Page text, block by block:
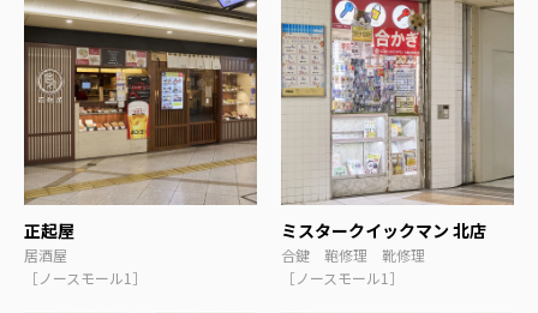
正起屋
居酒屋
［ノースモール1］
ミスタークイックマン 北店
合鍵 鞄修理 靴修理
［ノースモール1］